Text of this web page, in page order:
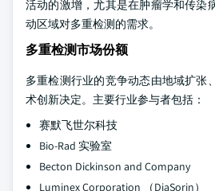
活动的激增，尤其是在肿瘤学和传染
动区域对多重检测的需求。
多重检测市场份额
多重检测行业的竞争动态由地域扩张
术创新决定。主要行业参与者包括：
赛默飞世尔科技
Bio-Rad 实验室
Becton Dickinson and Company
Luminex Corporation （DiaSorin）